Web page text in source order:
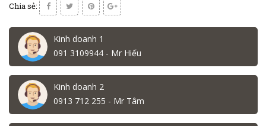
Chia sẻ:
Kinh doanh 1
091 3109944 - Mr Hiếu
Kinh doanh 2
0913 712 255 - Mr Tâm